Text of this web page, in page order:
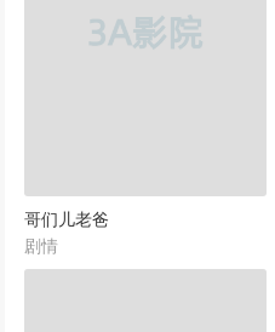
哥们儿老爸
剧情